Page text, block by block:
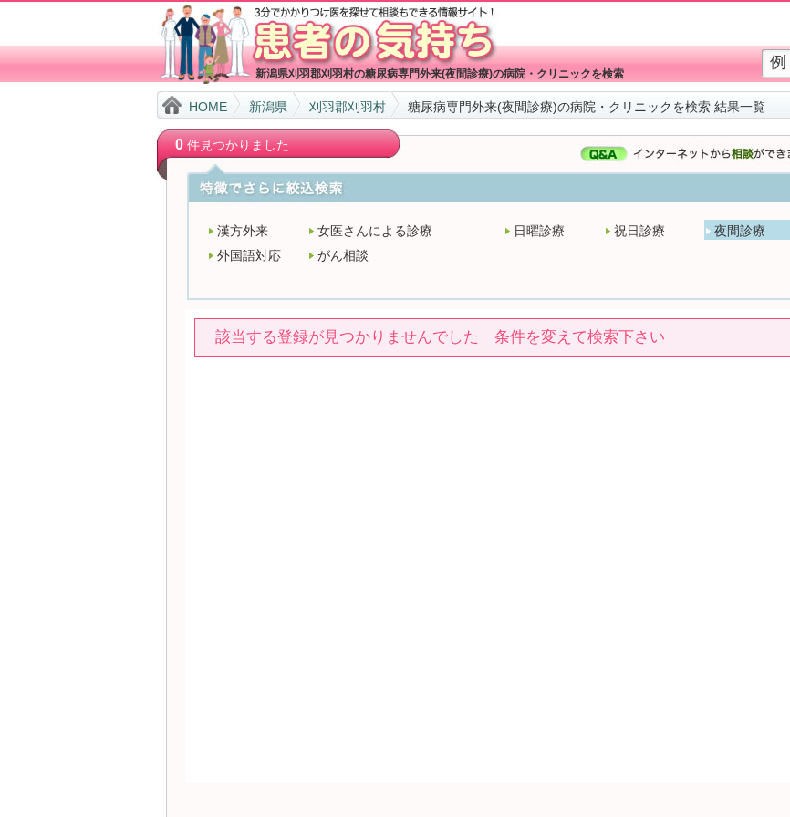
新潟県刈羽郡刈羽村の糖尿病専門外来(夜間診療)の病院・クリニックを検索
HOME 新潟県 刈羽郡刈羽村 糖尿病専門外来(夜間診療)の病院・クリニックを検索 結果一覧
0件見つかりました
漢方外来 女医さんによる診療 日曜診療 祝日診療 夜間診療
外国語対応
がん相談
該当する登録が見つかりませんでした 条件を変えて検索下さい